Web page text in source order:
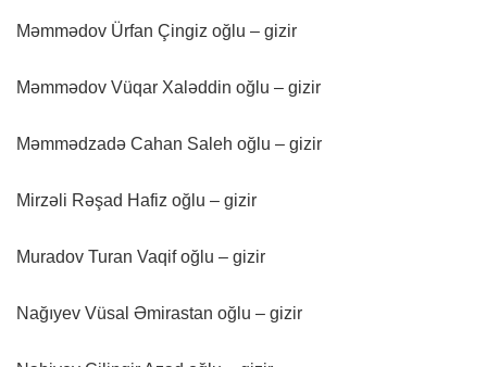
Məmmədov Ürfan Çingiz oğlu – gizir
Məmmədov Vüqar Xaləddin oğlu – gizir
Məmmədzadə Cahan Saleh oğlu – gizir
Mirzəli Rəşad Hafiz oğlu – gizir
Muradov Turan Vaqif oğlu – gizir
Nağıyev Vüsal Əmirastan oğlu – gizir